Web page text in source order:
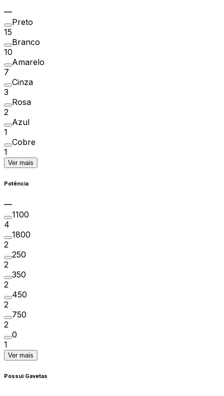
Preto
15
Branco
10
Amarelo
7
Cinza
3
Rosa
2
Azul
1
Cobre
1
Ver mais
Potência
1100
4
1800
2
250
2
350
2
450
2
750
2
0
1
Ver mais
Possui Gavetas